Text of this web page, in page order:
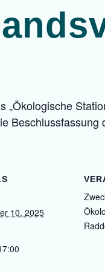
„Ökologische
10, 2025